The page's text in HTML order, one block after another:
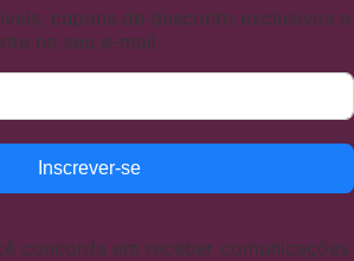
cupons de desconto exclusivos e
no seu e-mail.
Inscrever-se
concorda em receber comunicações